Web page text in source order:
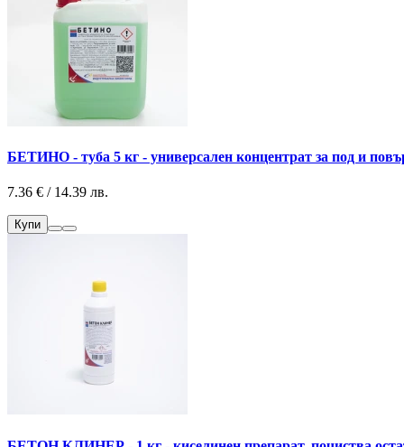
БЕТИНО - туба 5 кг - универсален концентрат за под и
7.36 € / 14.39 лв.
Купи